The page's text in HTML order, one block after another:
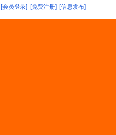
[会员登录] [免费注册] [信息发布]